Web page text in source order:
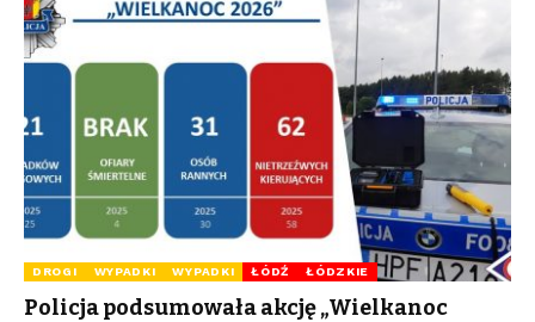
DROGI WYPADKI WYPADKI ŁÓDŹ ŁÓDZKIE
Policja podsumowała akcję „Wielkanoc